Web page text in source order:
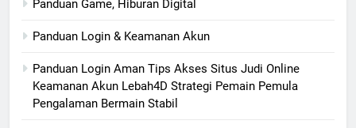
Panduan Game, Hiburan Digital
Panduan Login & Keamanan Akun
Panduan Login Aman Tips Akses Situs Judi Online
Keamanan Akun Lebah4D Strategi Pemain Pemula
Pengalaman Bermain Stabil